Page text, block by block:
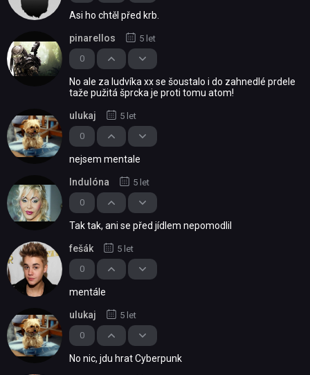
Asi ho chtěl před krb.
0
pinarellos 5 let
No ale za ludvíka xx se šoustalo i do zahnedlé prdele
taže pužitá šprcka je proti tomu atom!
0
ulukaj 5 let
nejsem mentale
0
Indulóna 5 let
Tak tak, ani se před jídlem nepomodlil
0
fešák 5 let
mentále
0
ulukaj 5 let
No nic, jdu hrat Cyberpunk